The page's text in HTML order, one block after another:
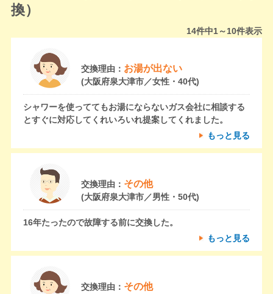
換）
14件中1～10件表示
交換理由： お湯が出ない
(大阪府泉大津市／女性・40代)
シャワーを使っててもお湯にならないガス会社に相談する
とすぐに対応してくれいろいれ提案してくれました。
もっと見る
交換理由： その他
(大阪府泉大津市／男性・50代)
16年たったので故障する前に交換した。
もっと見る
交換理由： その他